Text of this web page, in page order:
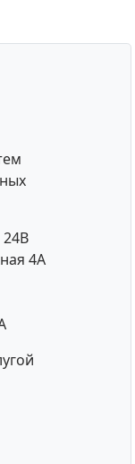
24В
4А